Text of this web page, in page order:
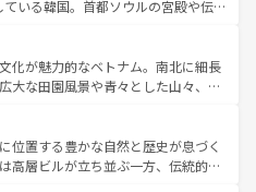
多彩な魅力を存分に味わいつくそ
る。また、奥深い台湾の食文化も魅
イーツなど、バラエティ豊かな料理
なお、新着の台湾情報は コンテンツ一覧を参
いる韓国。首都ソウルの宮殿や伝統
ば四季折々の自然美を楽しむことが
チや焼肉、絶品のストリートフード
料理が待っている。夜には、韓国な
、韓国の多彩な魅力を心ゆくまで味
わってみてほしい。 なお、新着の韓国情報はコンテンツ一
化が魅力的なベトナム。南北に細長
大な田園風景や青々とした山々、世
が息づく。ハノイの古い町並みやホ
統治時代の建物も、独特の雰囲気を
、バラエティの豊かさとおいしさで
位置する豊かな自然と歴史が息づく
高層ビルが立ち並ぶ一方、伝統的な